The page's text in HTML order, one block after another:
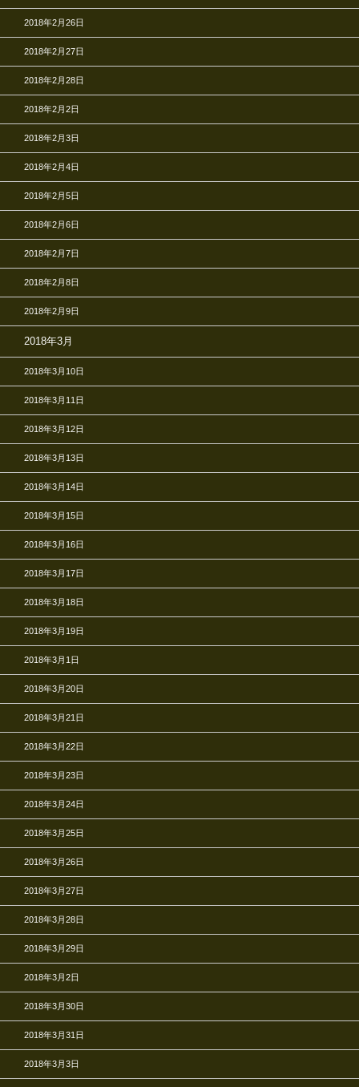
2018年2月26日
2018年2月27日
2018年2月28日
2018年2月2日
2018年2月3日
2018年2月4日
2018年2月5日
2018年2月6日
2018年2月7日
2018年2月8日
2018年2月9日
2018年3月
2018年3月10日
2018年3月11日
2018年3月12日
2018年3月13日
2018年3月14日
2018年3月15日
2018年3月16日
2018年3月17日
2018年3月18日
2018年3月19日
2018年3月1日
2018年3月20日
2018年3月21日
2018年3月22日
2018年3月23日
2018年3月24日
2018年3月25日
2018年3月26日
2018年3月27日
2018年3月28日
2018年3月29日
2018年3月2日
2018年3月30日
2018年3月31日
2018年3月3日